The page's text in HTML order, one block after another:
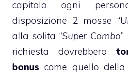
capitolo ogni
disposizione 2 mosse “
alla solita “Super Combo
richiesta dovrebbero
bonus come quello